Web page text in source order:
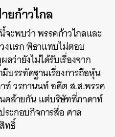
ยก้าวไกล
จะพบว่า พรรคก้าวไกลและ
งแรก พิธาแทบไม่ตอบ
ลว่ายังไม่ได้รับเรื่องจาก
บรรทัดฐานเรื่องการถือหุ้น
วรกานนท์ อดีต ส.ส.พรรค
นคล้ายกัน แต่บริษัทที่ภาดาท์
ะกอบกิจการสื่อ ศาล
ทธิ์